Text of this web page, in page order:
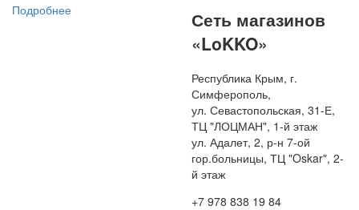
Подробнее
Сеть магазинов
«LoKKO»
Республика Крым, г.
Симферополь,
ул. Севастопольская, 31-Е,
ТЦ "ЛОЦМАН", 1-й этаж
ул. Адалет, 2, р-н 7-ой
гор.больницы, ТЦ "Oskar", 2-
й этаж
+7 978 838 19 84